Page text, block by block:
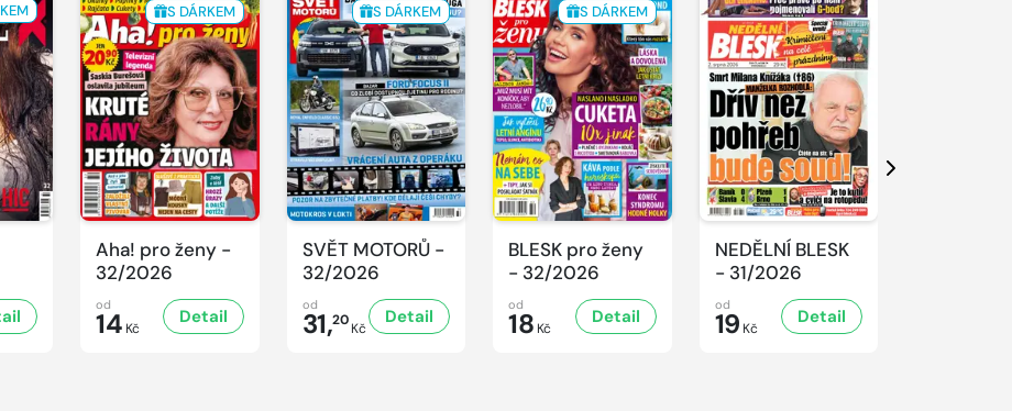
S DÁRKEM
Aha! pro ženy -
32/2026
od
14 Kč
Detail
S DÁRKEM
SVĚT MOTORŮ -
32/2026
od
31,20Kč
Detail
S DÁRKEM
BLESK pro ženy
- 32/2026
od
18 Kč
Detail
NEDĚLNÍ BLESK
- 31/2026
od
19 Kč
Detail
Další